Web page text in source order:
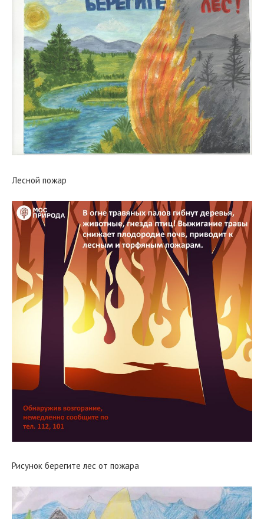
Лесной пожар
Рисунок берегите лес от пожара